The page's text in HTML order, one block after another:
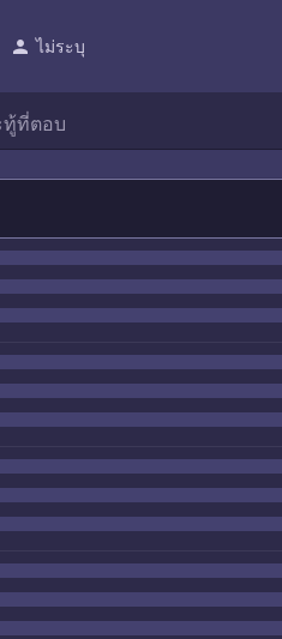
person ไม่ระบุ
ทู้ที่ตอบ